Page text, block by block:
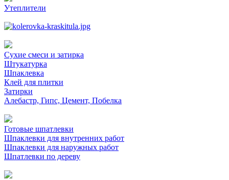
Утеплители
Сухие смеси и затирка
Штукатурка
Шпаклевка
Клей для плитки
Затирки
Алебастр, Гипс, Цемент, Побелка
Готовые шпатлевки
Шпаклевки для внутренних работ
Шпаклевки для наружных работ
Шпатлевки по дереву